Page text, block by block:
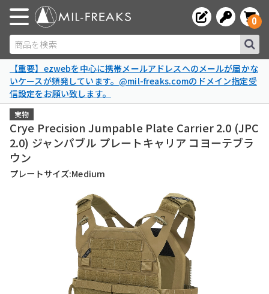
商品を検索
0
【重要】ezwebを中心に携帯メールアドレスへのメールが届かな
いケースが頻発しています。@mil-freaks.comのドメイン指定受
信設定をお願い致します。
実物
Crye Precision Jumpable Plate Carrier 2.0 (JPC
2.0) ジャンパブル プレートキャリア コヨーテブラ
ウン
プレートサイズ:Medium